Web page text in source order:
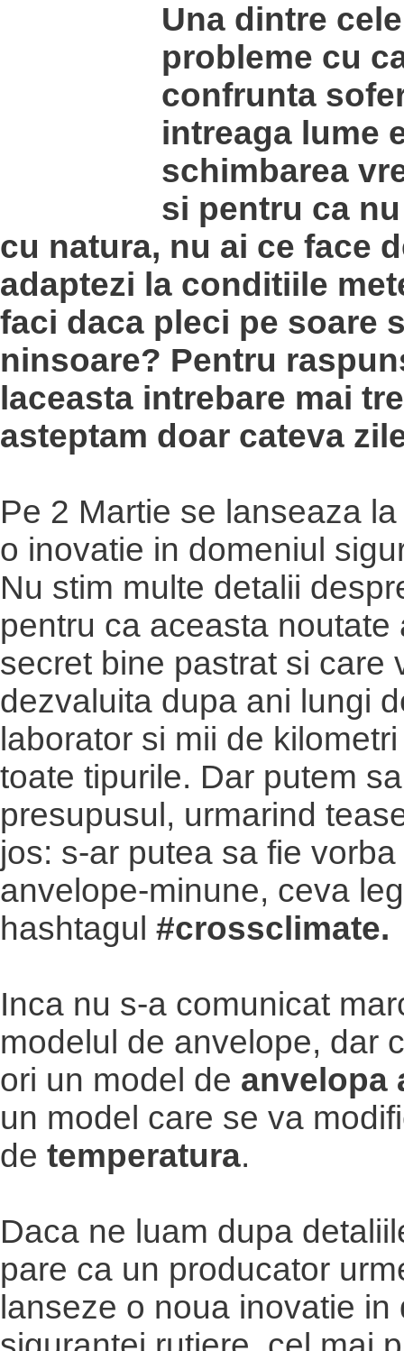
Una dintre
probleme cu
confrunta
intreaga lume
schimbarea
si pentru ca
cu natura, nu ai ce face
adaptezi la conditiile
faci daca pleci pe soare
ninsoare? Pentru
laceasta intrebare mai
asteptam doar cateva
Pe 2 Martie se lanseaza
o inovatie in domeniul
Nu stim multe detalii
pentru ca aceasta noutate
secret bine pastrat si care
dezvaluita dupa ani lungi
laborator si mii de
toate tipurile. Dar putem
presupusul, urmarind
jos: s-ar putea sa fie
anvelope-minune, ceva
hashtagul #crossclimate.
Inca nu s-a comunicat
modelul de anvelope, dar
ori un model de anvelopa
un model care se va
de temperatura.
Daca ne luam dupa
pare ca un producator
lanseze o noua inovatie in